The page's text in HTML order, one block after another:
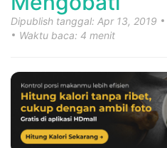
Dipublish tanggal: Apr 13, 2019
Waktu baca: 4 menit